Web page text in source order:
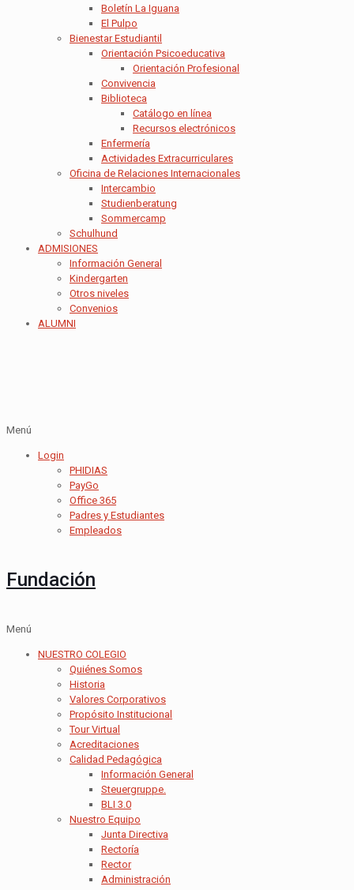
Boletín La Iguana
El Pulpo
Bienestar Estudiantil
Orientación Psicoeducativa
Orientación Profesional
Convivencia
Biblioteca
Catálogo en línea
Recursos electrónicos
Enfermería
Actividades Extracurriculares
Oficina de Relaciones Internacionales
Intercambio
Studienberatung
Sommercamp
Schulhund
ADMISIONES
Información General
Kindergarten
Otros niveles
Convenios
ALUMNI
Menú
Login
PHIDIAS
PayGo
Office 365
Padres y Estudiantes
Empleados
Fundación
Menú
NUESTRO COLEGIO
Quiénes Somos
Historia
Valores Corporativos
Propósito Institucional
Tour Virtual
Acreditaciones
Calidad Pedagógica
Información General
Steuergruppe.
BLI 3.0
Nuestro Equipo
Junta Directiva
Rectoría
Rector
Administración